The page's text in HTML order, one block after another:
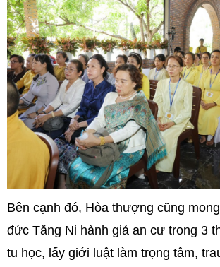
Bên cạnh đó, Hòa thượng cũng
đức Tăng Ni hành giả an cư trong 3
tu học, lấy giới luật làm trọng tâm,